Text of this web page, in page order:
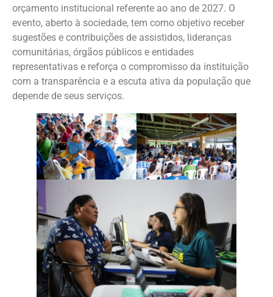
orçamento institucional referente ao ano de 2027. O
evento, aberto à sociedade, tem como objetivo receber
sugestões e contribuições de assistidos, lideranças
comunitárias, órgãos públicos e entidades
representativas e reforça o compromisso da instituição
com a transparência e a escuta ativa da população que
depende de seus serviços.